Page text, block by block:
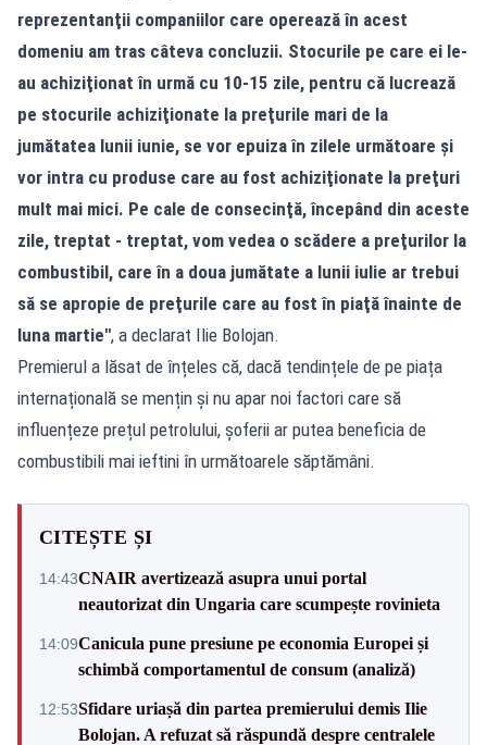
reprezentanţii companiilor care operează în acest
domeniu am tras câteva concluzii. Stocurile pe care ei le-
au achiziţionat în urmă cu 10-15 zile, pentru că lucrează
pe stocurile achiziţionate la preţurile mari de la
jumătatea lunii iunie, se vor epuiza în zilele următoare şi
vor intra cu produse care au fost achiziţionate la preţuri
mult mai mici. Pe cale de consecinţă, începând din aceste
zile, treptat - treptat, vom vedea o scădere a preţurilor la
combustibil, care în a doua jumătate a lunii iulie ar trebui
să se apropie de preţurile care au fost în piaţă înainte de
luna martie", a declarat Ilie Bolojan.
Premierul a lăsat de înțeles că, dacă tendințele de pe piața
internațională se mențin și nu apar noi factori care să
influențeze prețul petrolului, șoferii ar putea beneficia de
combustibili mai ieftini în următoarele săptămâni.
CITEȘTE ȘI
14:43CNAIR avertizează asupra unui portal
neautorizat din Ungaria care scumpește rovinieta
14:09Canicula pune presiune pe economia Europei și
schimbă comportamentul de consum (analiză)
12:53Sfidare uriașă din partea premierului demis Ilie
Bolojan. A refuzat să răspundă despre centralele